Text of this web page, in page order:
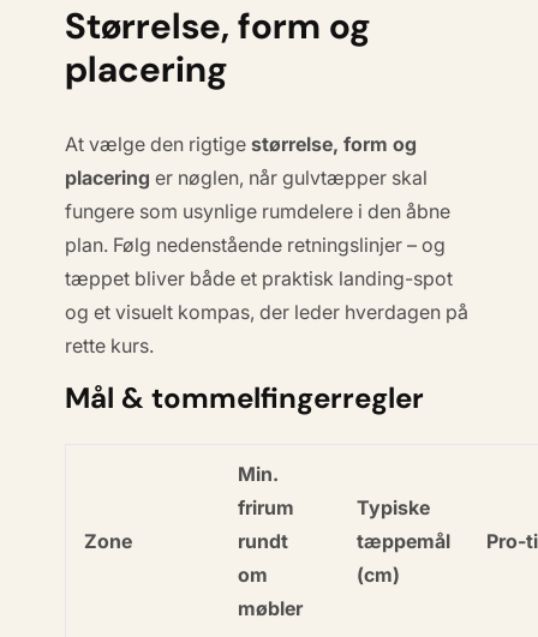
Størrelse, form og
placering
At vælge den rigtigestørrelse, form og
placering er nøglen, når gulvtæpper skal
fungere som usynlige rumdelere i den åbne
plan. Følg nedenstående retningslinjer – og
tæppet bliver både et praktisk landing-spot
og et visuelt kompas, der leder hverdagen på
rette kurs.
Mål & tommelfingerregler
Zone
Min.
frirum
rundt
om
møbler
Typiske
tæppemål
(cm)
Pro-